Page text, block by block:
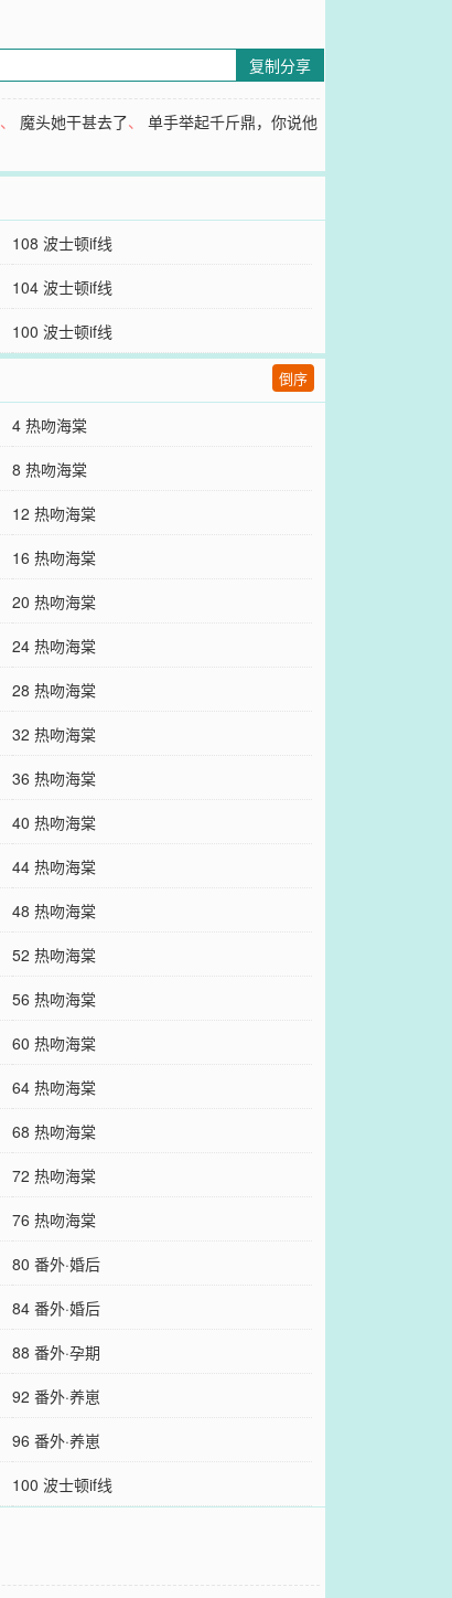
复制分享
、 魔头她干甚去了、单手举起千斤鼎，你说他
108 波士顿if线
104 波士顿if线
100 波士顿if线
倒序
4 热吻海棠
8 热吻海棠
12 热吻海棠
16 热吻海棠
20 热吻海棠
24 热吻海棠
28 热吻海棠
32 热吻海棠
36 热吻海棠
40 热吻海棠
44 热吻海棠
48 热吻海棠
52 热吻海棠
56 热吻海棠
60 热吻海棠
64 热吻海棠
68 热吻海棠
72 热吻海棠
76 热吻海棠
80 番外·婚后
84 番外·婚后
88 番外·孕期
92 番外·养崽
96 番外·养崽
100 波士顿if线